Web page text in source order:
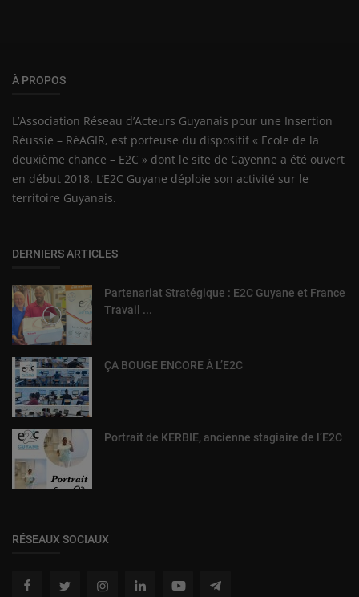
À PROPOS
L’Association Réseau d’Acteurs Guyanais pour une Insertion
Réussie – RéAGIR, est porteuse du dispositif « Ecole de la
deuxième chance – E2C » dont le site de Cayenne a été ouvert
en début 2018. L’E2C Guyane déploie son activité sur le
territoire Guyanais.
DERNIERS ARTICLES
Partenariat Stratégique : E2C Guyane et France
Travail ...
ÇA BOUGE ENCORE À L’E2C
Portrait de KERBIE, ancienne stagiaire de l’E2C
RÉSEAUX SOCIAUX